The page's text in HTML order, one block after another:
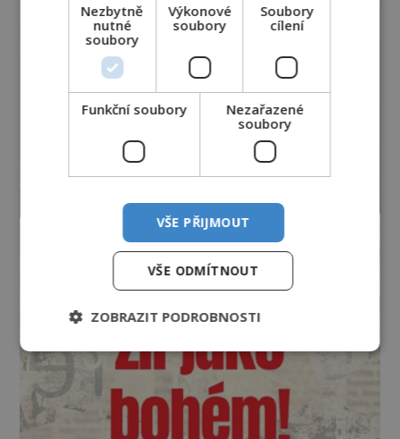
Nezbytně
nutné
soubory
Výkonové
soubory
Soubory
cílení
Funkční soubory
Nezařazené
soubory
VŠE PŘIJMOUT
VŠE ODMÍTNOUT
ZOBRAZIT PODROBNOSTI